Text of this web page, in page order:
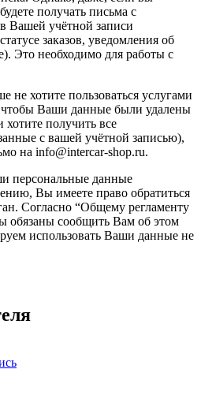
получать письма с
Вашей учётной записи
заказов, уведомления об
Это необходимо для работы с
хотите пользоваться услугами
чтобы Ваши данные были удалены
получить все
с вашей учётной записью),
на info@intercar-shop.ru.
персональные данные
Вы имеете право обратиться
Согласно “Общему регламенту
обязаны сообщить Вам об этом
использовать Ваши данные не